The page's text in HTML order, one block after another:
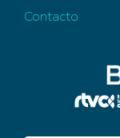
Contacto